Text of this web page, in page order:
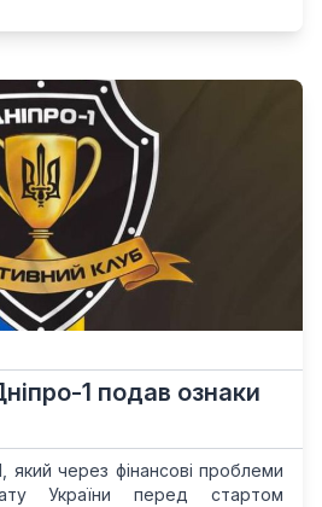
1 подав ознаки
який через фінансові проблеми
України перед стартом